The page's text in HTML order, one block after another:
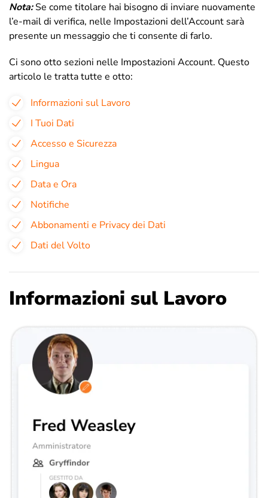
Nota:Se come titolare hai bisogno di inviare nuovamente
l’e-mail di verifica, nelle Impostazioni dell’Account sarà
presente un messaggio che ti consente di farlo.
Ci sono otto sezioni nelle Impostazioni Account. Questo
articolo le tratta tutte e otto:
Informazioni sul Lavoro
I Tuoi Dati
Accesso e Sicurezza
Lingua
Data e Ora
Notifiche
Abbonamenti e Privacy dei Dati
Dati del Volto
Informazioni sul Lavoro